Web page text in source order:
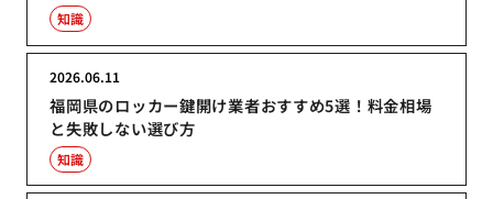
知識
福岡県のロッカー鍵開け業者おすすめ5選！料金相場
と失敗しない選び方
2026.06.11
知識